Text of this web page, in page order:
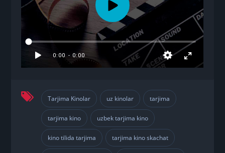
Tarjima Kinolar , uz kinolar , tarjima
tarjima kino , uzbek tarjima kino
kino tilida tarjima , tarjima kino skachat